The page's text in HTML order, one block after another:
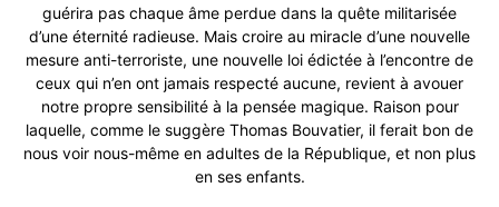
guérira pas chaque âme perdue dans la quête militarisée
d’une éternité radieuse. Mais croire au miracle d’une nouvelle
mesure anti-terroriste, une nouvelle loi édictée à l’encontre de
ceux qui n’en ont jamais respecté aucune, revient à avouer
notre propre sensibilité à la pensée magique. Raison pour
laquelle, comme le suggère Thomas Bouvatier, il ferait bon de
nous voir nous-même en adultes de la République, et non plus
en ses enfants.